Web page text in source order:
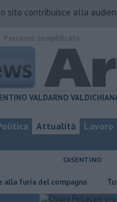
sito contribuisce alla
VALDARNO
Attualità Lavoro
CASENTINO
del compagno ​Tutte le